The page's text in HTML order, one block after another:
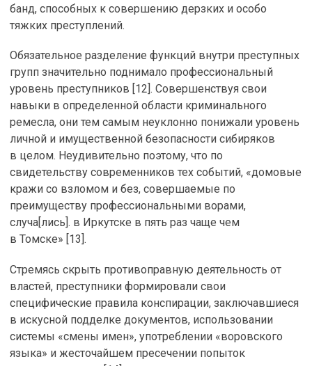
банд, способных к совершению дерзких и особо
тяжких преступлений.
Обязательное разделение функций внутри преступных
групп значительно поднимало профессиональный
уровень преступников [12]. Совершенствуя свои
навыки в определенной области криминального
ремесла, они тем самым неуклонно понижали уровень
личной и имущественной безопасности сибиряков
в целом. Неудивительно поэтому, что по
свидетельству современников тех событий, «домовые
кражи со взломом и без, совершаемые по
преимуществу профессиональными ворами,
случа[лись]. в Иркутске в пять раз чаще чем
в Томске» [13].
Стремясь скрыть противоправную деятельность от
властей, преступники формировали свои
специфические правила конспирации, заключавшиеся
в искусной подделке документов, использовании
системы «смены имен», употреблении «воровского
языка» и жесточайшем пресечении попыток